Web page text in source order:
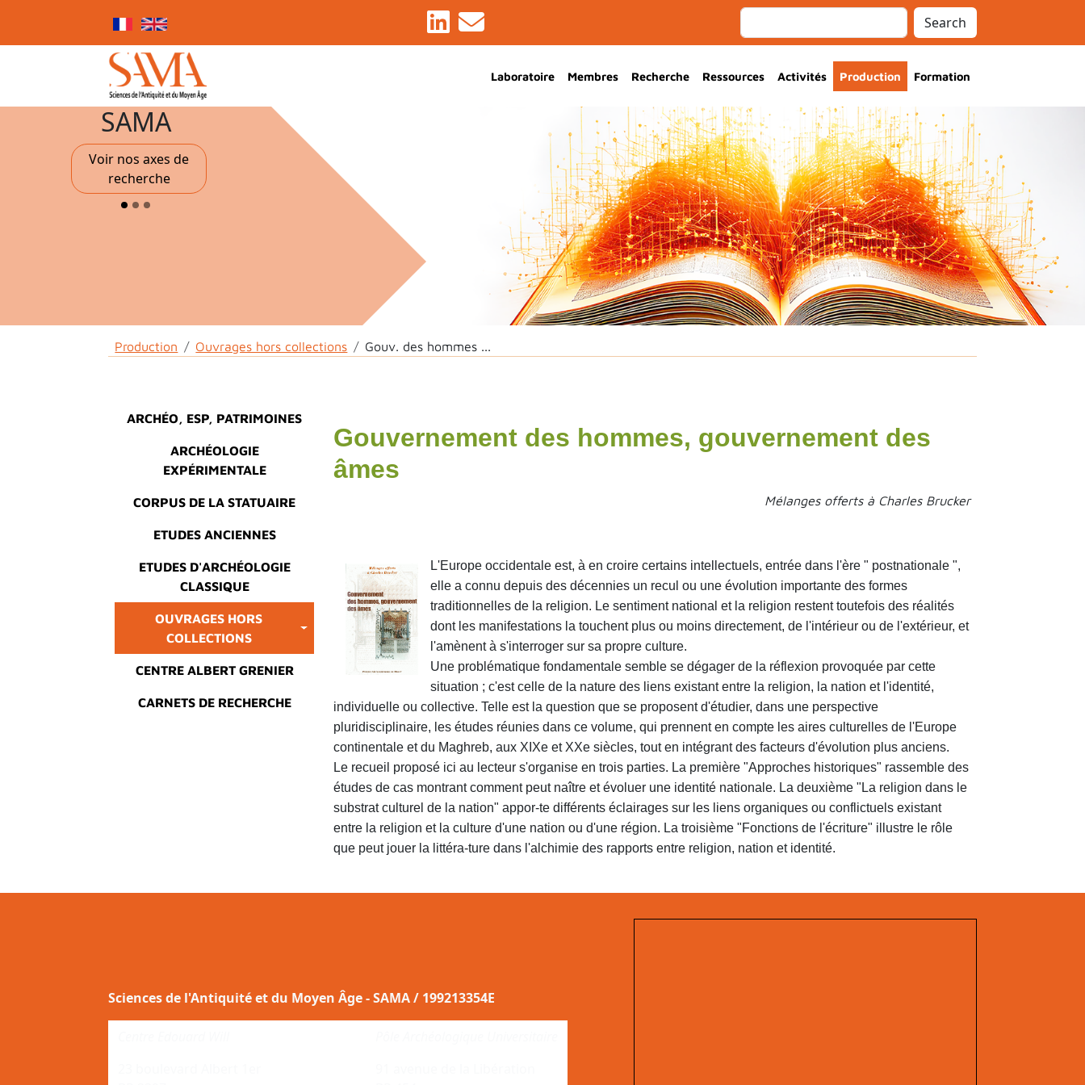
Main Navigation
Laboratoire Membres Recherche Ressources Activités Production Formation
SAMA
Voir nos axes de
recherche
Breadcrumb
Production Ouvrages hors collections Gouv. des hommes ...
Main menu
ARCHÉO, ESP, PATRIMOINES
ARCHÉOLOGIE
EXPÉRIMENTALE
CORPUS DE LA STATUAIRE
ETUDES ANCIENNES
ETUDES D'ARCHÉOLOGIE
CLASSIQUE
OUVRAGES HORS
COLLECTIONS
CENTRE ALBERT GRENIER
CARNETS DE RECHERCHE
Gouvernement des hommes, gouvernement des
âmes
Mélanges offerts à Charles Brucker
L'Europe occidentale est, à en croire certains intellectuels, entrée dans l'ère " postnationale ",
elle a connu depuis des décennies un recul ou une évolution importante des formes
traditionnelles de la religion. Le sentiment national et la religion restent toutefois des réalités
dont les manifestations la touchent plus ou moins directement, de l'intérieur ou de l'extérieur, et
l'amènent à s'interroger sur sa propre culture.
Une problématique fondamentale semble se dégager de la réflexion provoquée par cette
situation ; c'est celle de la nature des liens existant entre la religion, la nation et l'identité,
individuelle ou collective. Telle est la question que se proposent d'étudier, dans une perspective
pluridisciplinaire, les études réunies dans ce volume, qui prennent en compte les aires culturelles de l'Europe
continentale et du Maghreb, aux XIXe et XXe siècles, tout en intégrant des facteurs d'évolution plus anciens.
Le recueil proposé ici au lecteur s'organise en trois parties. La première "Approches historiques" rassemble des
études de cas montrant comment peut naître et évoluer une identité nationale. La deuxième "La religion dans le
substrat culturel de la nation" appor-te différents éclairages sur les liens organiques ou conflictuels existant
entre la religion et la culture d'une nation ou d'une région. La troisième "Fonctions de l'écriture" illustre le rôle
que peut jouer la littéra-ture dans l'alchimie des rapports entre religion, nation et identité.
Sciences de l'Antiquité et du Moyen Âge - SAMA / 199213354E